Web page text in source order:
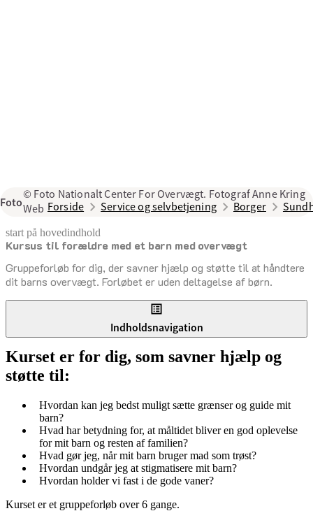
Foto
© Foto Nationalt Center For Overvægt. Fotograf Anne Kring
Web Forside Service og selvbetjening Borger
start på hovedindhold
Kursus til forældre med et barn med over­vægt
Gruppeforløb for dig, der savner hjælp og støtte til at håndtere
dit barns overvægt. Forløbet er uden deltagelse af børn.
senest opdateret 18. december 2025
Indholdsnavigation
Kurset er for dig, som savner hjælp og
støtte til:
Hvordan kan jeg bedst muligt sætte grænser og guide mit
barn?
Hvad har betydning for, at måltidet bliver en god oplevelse
for mit barn og resten af familien?
Hvad gør jeg, når mit barn bruger mad som trøst?
Hvordan undgår jeg at stigmatisere mit barn?
Hvordan holder vi fast i de gode vaner?
Kurset er et gruppeforløb over 6 gange.